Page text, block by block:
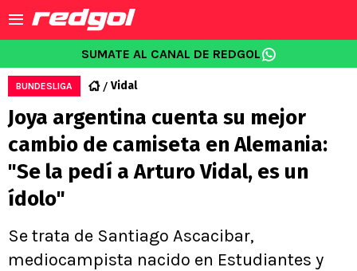
SUMATE AL CANAL DE REDGOL
BUNDESLIGA Vidal
Joya argentina cuenta su mejor
cambio de camiseta en Alemania:
"Se la pedí a Arturo Vidal, es un
ídolo"
Se trata de Santiago Ascacibar,
mediocampista nacido en Estudiantes y